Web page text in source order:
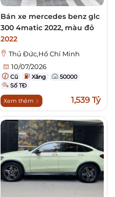
Bán xe mercedes benz glc
300 4matic 2022, màu đỏ
2022
Thủ Đức,Hồ Chí Minh
10/07/2026
Cũ Xăng
50000
Số TĐ
Xem thêm 1,539 Tỷ